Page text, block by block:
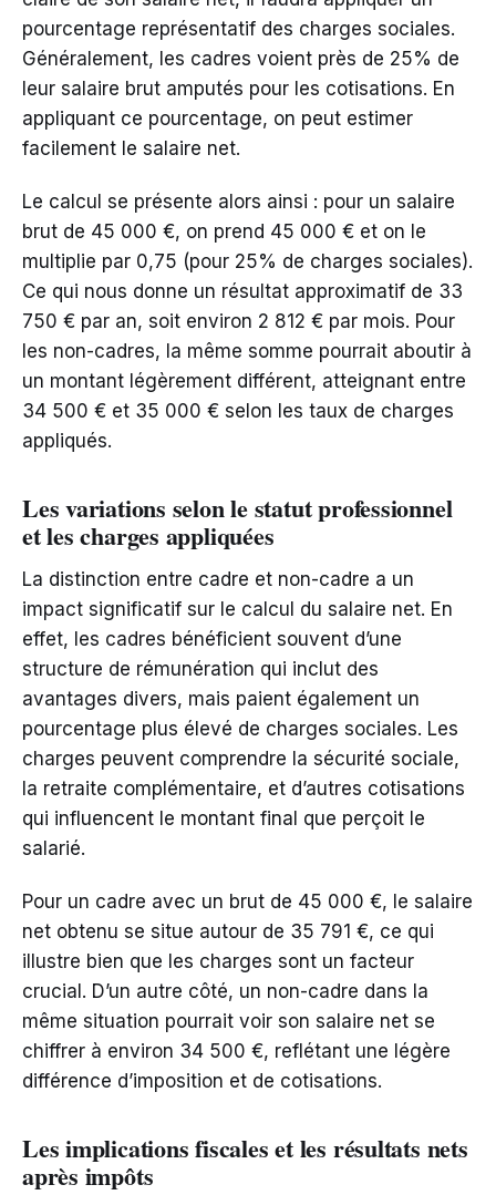
pourcentage représentatif des charges sociales.
Généralement, les cadres voient près de 25% de
leur salaire brut amputés pour les cotisations. En
appliquant ce pourcentage, on peut estimer
facilement le salaire net.
Le calcul se présente alors ainsi : pour un salaire
brut de 45 000 €, on prend 45 000 € et on le
multiplie par 0,75 (pour 25% de charges sociales).
Ce qui nous donne un résultat approximatif de 33
750 € par an, soit environ 2 812 € par mois. Pour
les non-cadres, la même somme pourrait aboutir à
un montant légèrement différent, atteignant entre
34 500 € et 35 000 € selon les taux de charges
appliqués.
Les variations selon le statut professionnel
et les charges appliquées
La distinction entre cadre et non-cadre a un
impact significatif sur le calcul du salaire net. En
effet, les cadres bénéficient souvent d’une
structure de rémunération qui inclut des
avantages divers, mais paient également un
pourcentage plus élevé de charges sociales. Les
charges peuvent comprendre la sécurité sociale,
la retraite complémentaire, et d’autres cotisations
qui influencent le montant final que perçoit le
salarié.
Pour un cadre avec un brut de 45 000 €, le salaire
net obtenu se situe autour de 35 791 €, ce qui
illustre bien que les charges sont un facteur
crucial. D’un autre côté, un non-cadre dans la
même situation pourrait voir son salaire net se
chiffrer à environ 34 500 €, reflétant une légère
différence d’imposition et de cotisations.
Les implications fiscales et les résultats nets
après impôts